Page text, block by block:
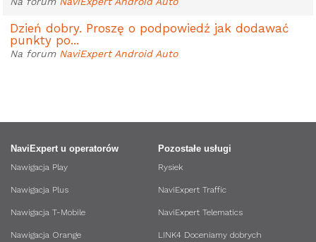
Dzień dobry. Proszę o podpowiedź jak dodawać
punkty po...
Na forum NaviExpert Android Auto
NaviExpert u operatorów
Nawigacja Play
Nawigacja Plus
Nawigacja T-Mobile
Nawigacja Orange
Pozostałe usługi
Rysiek
NaviExpert Traffic
NaviExpert Telematics
LINK4 Doceniamy dobrych